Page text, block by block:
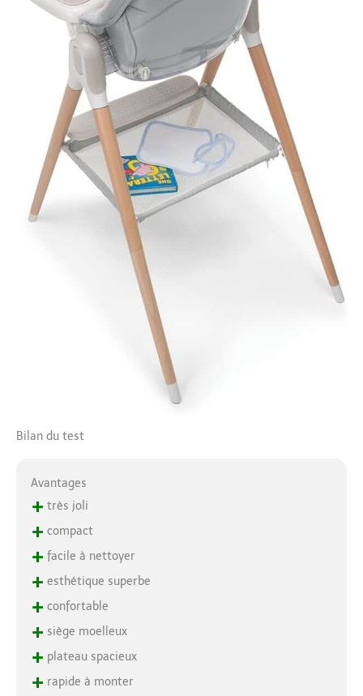
Bilan du test
Avantages
+ très joli
+ compact
+ facile à nettoyer
+ esthétique superbe
+ confortable
+ siège moelleux
+ plateau spacieux
+ rapide à monter